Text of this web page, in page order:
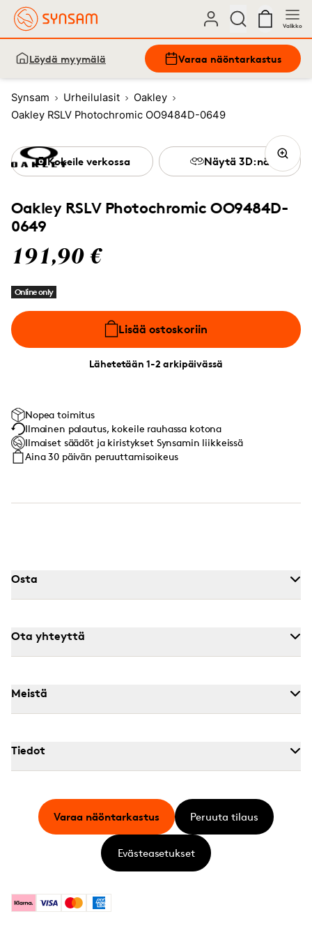
Valikko
Löydä myymälä Varaa näöntarkastus
Synsam Urheilulasit
Oakley
Oakley RSLV Photochromic OO9484D-0649
Oakley RSLV Photochromic OO9484D-
0649
191,90 €
Online only
Lisää ostoskoriin
Lähetetään 1-2 arkipäivässä
Kokeile verkossa Näytä 3D:nä
Nopea toimitus
Ilmainen palautus, kokeile rauhassa kotona
Ilmaiset säädöt ja kiristykset Synsamin liikkeissä
Aina 30 päivän peruuttamisoikeus
Osta
Ota yhteyttä
Meistä
Tiedot
KlarnaVisa MastercardAmerican Express
Varaa näöntarkastus Peruuta tilaus
Evästeasetukset